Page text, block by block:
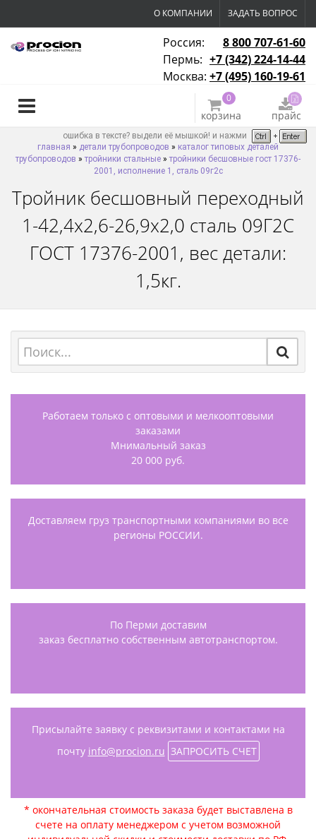
О КОМПАНИИ ЗАДАТЬ ВОПРОС
Россия:
8 800 707-61-60
Пермь: +7 (342) 224-14-44
Москва: +7 (495) 160-19-61
0
корзина прайс
ошибка в тексте? выдели её мышкой! и нажми
главная » детали трубопроводов » каталог типовых деталей
трубопроводов » тройники стальные » тройники бесшовные гост 17376-
2001, исполнение 1, сталь 09г2с
Тройник бесшовный переходный
1-42,4х2,6-26,9х2,0 сталь 09Г2С
ГОСТ 17376-2001, вес детали:
1,5кг.
Работаем только с оптовыми и мелкооптовыми
заказами
Мнимальный заказ
20 000 руб.
Доставляем груз транспортными компаниями во все
регионы РОССИИ.
По Перми доставим
заказ бесплатно собственным автотранспортом.
Присылайте заявку с реквизитами и контактами на
почту info@procion.ru ЗАПРОСИТЬ СЧЕТ
* окончательная стоимость заказа будет выставлена в
счете на оплату менеджером с учетом возможной